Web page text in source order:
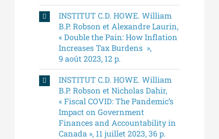
INSTITUT C.D. HOWE. William
B.P. Robson et Alexandre Laurin,
« Double the Pain: How Inflation
Increases Tax Burdens »,
9 août 2023, 12 p.
INSTITUT C.D. HOWE. William
B.P. Robson et Nicholas Dahir,
« Fiscal COVID: The Pandemic’s
Impact on Government
Finances and Accountability in
Canada », 11 juillet 2023, 36 p.